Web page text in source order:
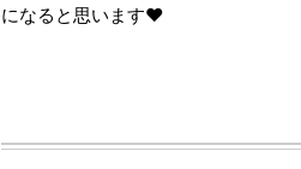
になると思います❤︎